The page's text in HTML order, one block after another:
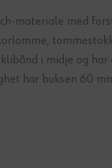
materiale med
i midje og
har buksen 60